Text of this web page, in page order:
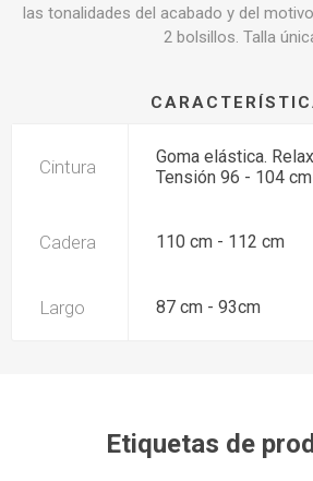
las tonalidades del acabado y del
2 bolsillos. Talla
Cintura
Goma elástica.
Tensión 96 - 104 cm
Cadera 110 cm - 112 cm
Largo 87 cm - 93cm
Etiquetas de